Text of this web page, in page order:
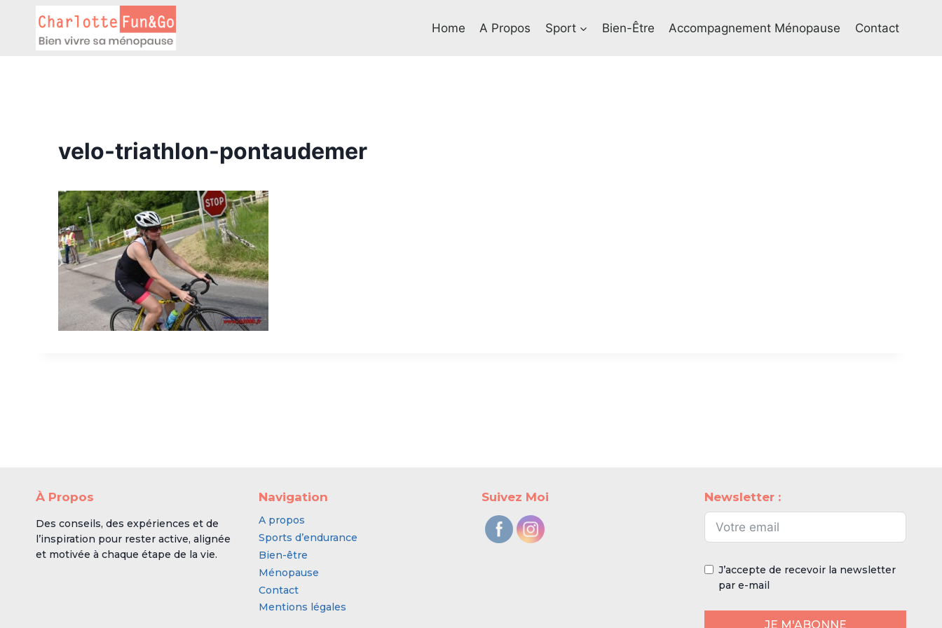
contenu
Home A Propos Sport Bien-Être Accompagnement Ménopause Contact
velo-triathlon-pontaudemer
À Propos
Des conseils, des expériences et de
l’inspiration pour rester active, alignée
et motivée à chaque étape de la vie.
Navigation
A propos
Sports d’endurance
Bien-être
Ménopause
Contact
Mentions légales
Suivez Moi Newsletter :
J’accepte de recevoir la newsletter
par e-mail
JE M'ABONNE